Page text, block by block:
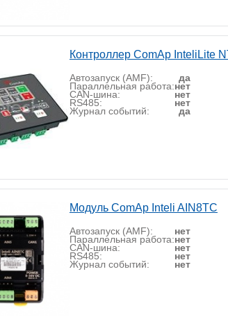
Контроллер ComAp InteliLite
Автозапуск (AMF): да
Параллельная работа:нет
CAN-шина: нет
RS485: нет
Журнал событий: да
Модуль ComAp Inteli AIN8TC
Автозапуск (AMF): нет
Параллельная работа:нет
CAN-шина: нет
RS485: нет
Журнал событий: нет